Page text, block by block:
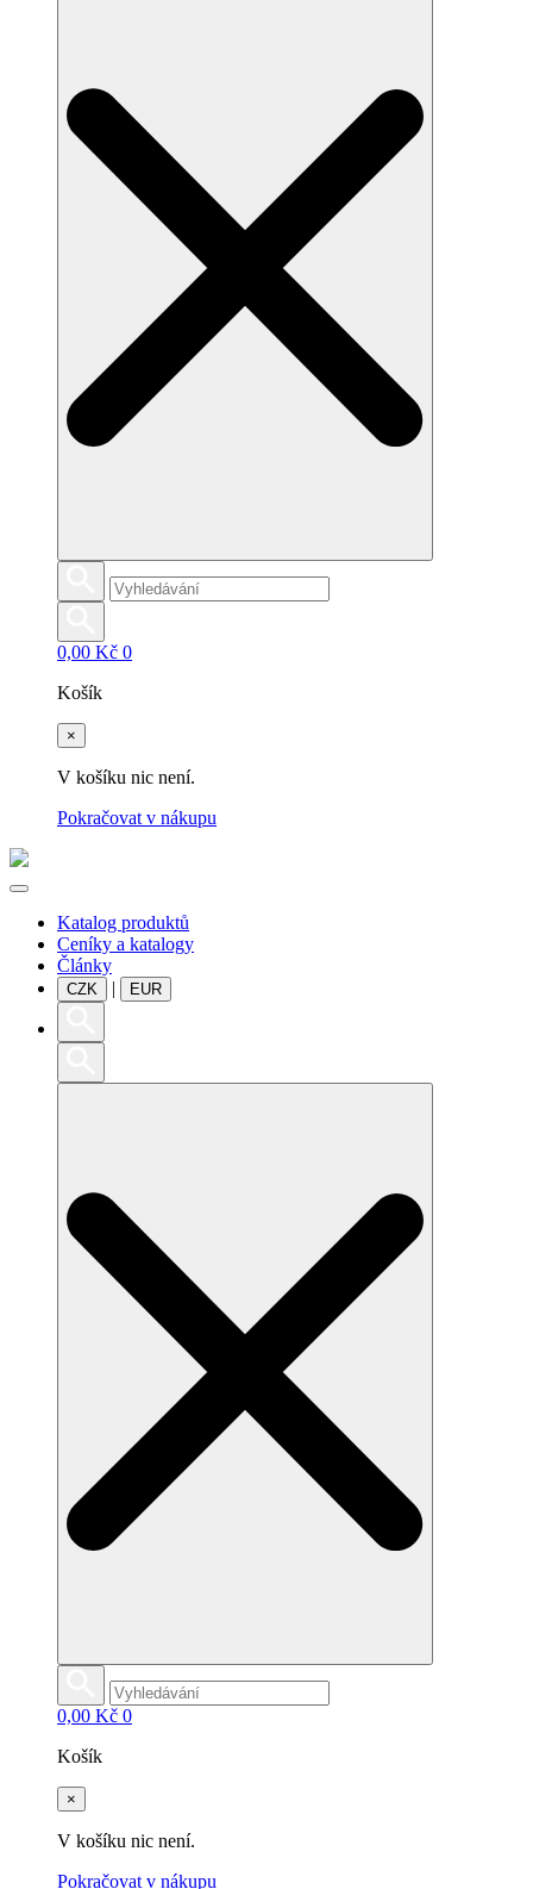
0,00 Kč 0
Košík
×
V košíku nic není.
Pokračovat v nákupu
Katalog produktů
Ceníky a katalogy
Články
CZK | EUR
Search
0,00 Kč 0
Košík
×
V košíku nic není.
Pokračovat v nákupu